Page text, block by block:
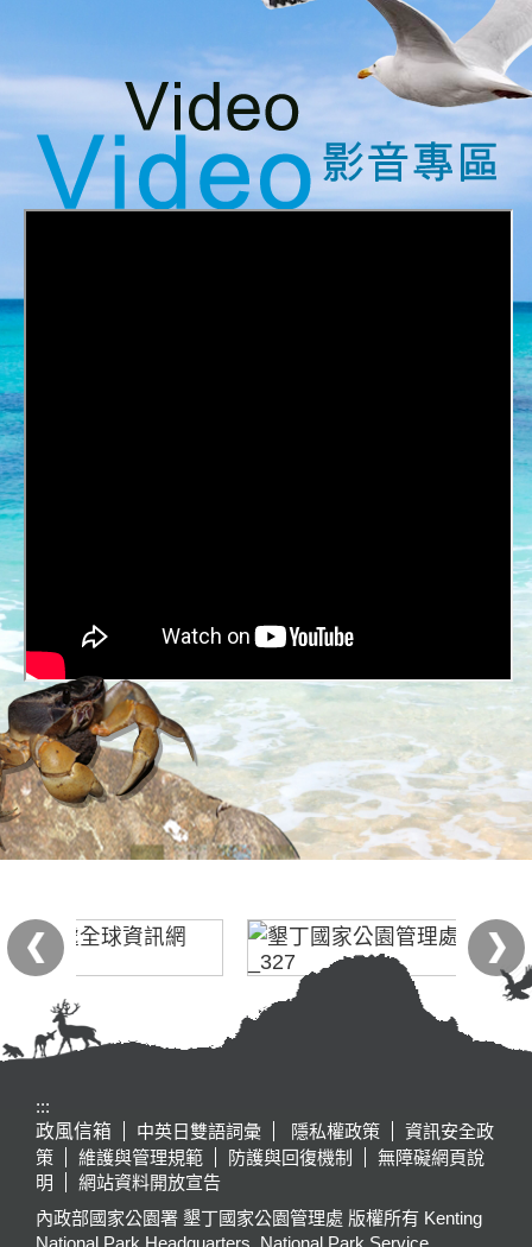
:::
政風信箱
中英日雙語詞彙 隱私權政策
資訊安全政
策
維護與管理規範 防護與回復機制
無障礙網頁說
明
網站資料開放宣告
內政部國家公園署 墾丁國家公園管理處 版權所有 Kenting
National Park Headquarters, National Park Service,